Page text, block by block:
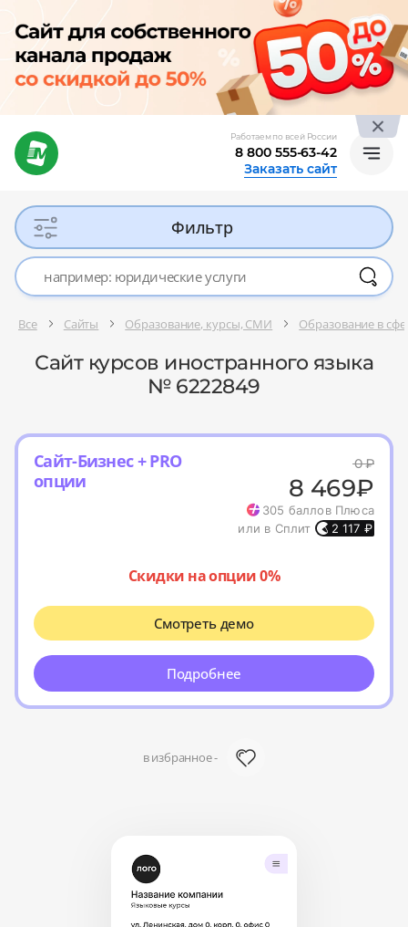
Работаем по всей России
8 800 555-63-42
Заказать сайт
Фильтр
Все Сайты Образование, курсы, СМИ Образование в
Сайт курсов иностранного языка
№ 6222849
в избранное -
Сайт-Бизнес + PRO
опции
0₽
8 469₽
305 баллов Плюса
или в Сплит
2 117 ₽
Скидки на опции 0%
Смотреть демо
Подробнее